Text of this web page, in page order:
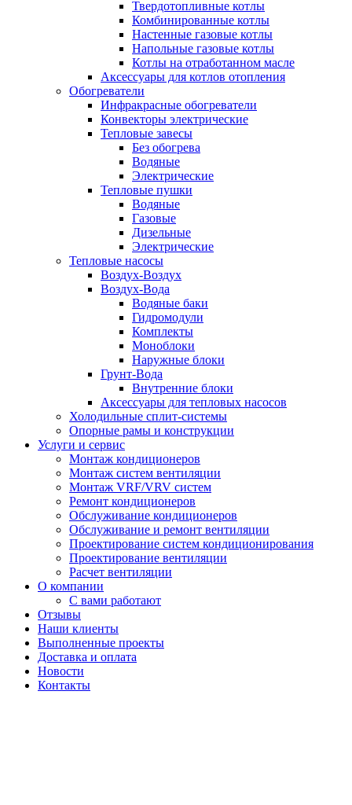
Твердотопливные котлы
Комбинированные котлы
Настенные газовые котлы
Напольные газовые котлы
Котлы на отработанном масле
Аксессуары для котлов отопления
Обогреватели
Инфракрасные обогреватели
Конвекторы электрические
Тепловые завесы
Без обогрева
Водяные
Электрические
Тепловые пушки
Водяные
Газовые
Дизельные
Электрические
Тепловые насосы
Воздух-Воздух
Воздух-Вода
Водяные баки
Гидромодули
Комплекты
Моноблоки
Наружные блоки
Грунт-Вода
Внутренние блоки
Аксессуары для тепловых насосов
Холодильные сплит-системы
Опорные рамы и конструкции
Услуги и сервис
Монтаж кондиционеров
Монтаж систем вентиляции
Монтаж VRF/VRV систем
Ремонт кондиционеров
Обслуживание кондиционеров
Обслуживание и ремонт вентиляции
Проектирование систем кондиционирования
Проектирование вентиляции
Расчет вентиляции
О компании
С вами работают
Отзывы
Наши клиенты
Выполненные проекты
Доставка и оплата
Новости
Контакты